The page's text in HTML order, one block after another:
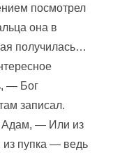
посмотрел
она в
получилась…
— Бог
записал.
— Или из
из пупка — ведь